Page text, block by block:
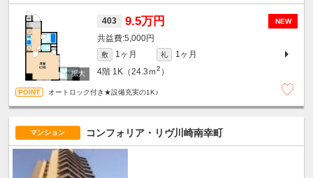
NEW
403 9.5万円
5,000円
敷 1ヶ月 礼
1ヶ月
4階 1K（24.3ｍ2 ）
オートロック付き★設備充実の1K♪
マンション コンフォリア・リヴ川崎南幸町